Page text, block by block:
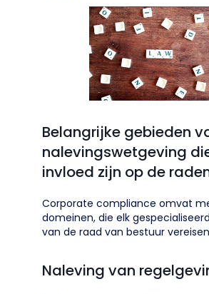
Belangrijke gebieden
nalevingswetgeving
invloed zijn op de
Corporate compliance omvat
domeinen, die elk
van de raad van bestuur
Naleving van